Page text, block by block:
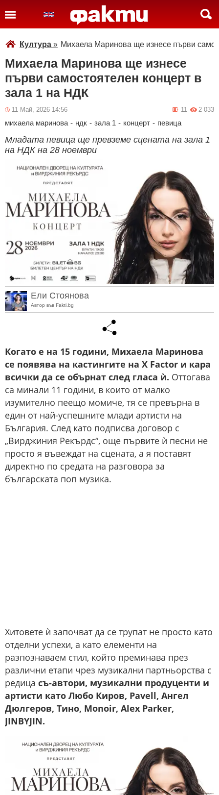
Култура » Михаела Маринова ще изнесе първи
Михаела Маринова ще изнесе
първи самостоятелен концерт в
зала 1 на НДК
11 Май, 2026 14:56 2 033
11
михаела маринова - ндк - зала 1 - концерт - певица
Младата певица ще превземе сцената на зала 1
на НДК на 28 ноември
Ели Стоянова
Автор във Fakti.bg
Когато е на 15 години, Михаела Маринова
се появява на кастингите на X Factor и кара
всички да се обърнат след гласа ѝ. Оттогава
са минали 11 години, в които от малко
изумително пеещо момиче, тя се превърна в
един от най-успешните млади артисти на
България. След като подписва договор с
„Вирджиния Рекърдс“, още първите ѝ песни не
просто я въвеждат на сцената, а я поставят
директно по средата на разговора за
българската поп музика.
Хитовете ѝ започват да се трупат не просто като
отделни успехи, а като елементи на
разпознаваем стил, който преминава през
различни етапи чрез музикални партньорства с
редица съ-автори, музикални продуценти и
артисти като Любо Киров, Pavell, Ангел
Дюлгеров, Тино, Monoir, Alex Parker,
JINBYJIN.